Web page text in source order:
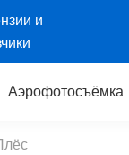
и
Аэрофотосъёмка